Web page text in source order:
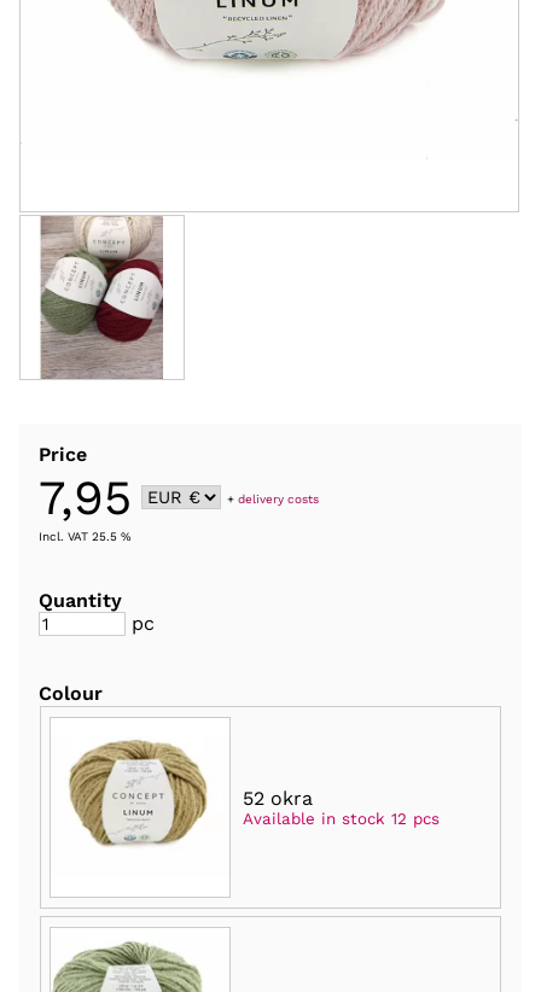
Price
7,95 +delivery costs
Incl. VAT 25.5 %
Quantity
pc
Colour
52 okra
Available in stock 12 pcs